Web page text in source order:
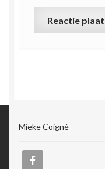
Mieke Coigné